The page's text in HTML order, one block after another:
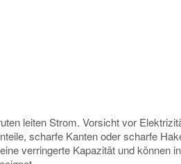
leiten Strom. Vorsicht vor
scharfe Kanten oder scharfe
verringerte Kapazität und können